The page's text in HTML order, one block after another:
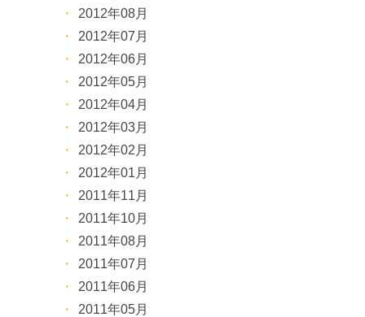
2012年08月
2012年07月
2012年06月
2012年05月
2012年04月
2012年03月
2012年02月
2012年01月
2011年11月
2011年10月
2011年08月
2011年07月
2011年06月
2011年05月